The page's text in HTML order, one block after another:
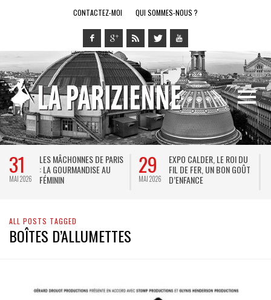
CONTACTEZ-MOI QUI SOMMES-NOUS ?
31
MAI 2026
LES MÂCHONNES DE PARIS
: LA GOURMANDISE AU
FÉMININ
29
MAI 2026
EXPO CALDER, LE ROI DU
FIL DE FER, UN BON GOÛT
D’ENFANCE
ALL POSTS TAGGED
BOÎTES D’ALLUMETTES